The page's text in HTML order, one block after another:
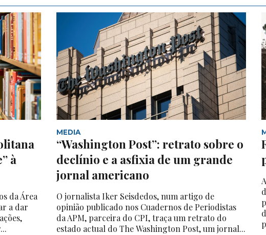
à
da Área
a dar
MEDIA
“Washington Post”: retrato sobre o
declínio e a asfixia de um grande
jornal americano
O jornalista Iker Seisdedos, num artigo de
opinião publicado nos Cuadernos de Periodistas
da APM, parceira do CPI, traça um retrato do
estado actual do The Washington Post, um jornal...